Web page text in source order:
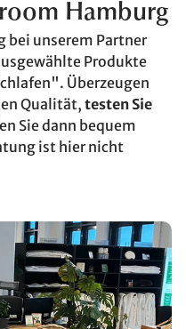
Hamburg
bei unserem Partner
Produkte
Überzeugen
Qualität, testen Sie
Sie dann bequem
ist hier nicht